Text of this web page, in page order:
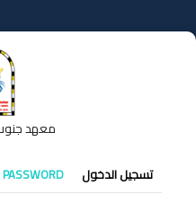
إلى
المحتوى
معهد
التبويبات
الأساسية
تسجيل الدخول